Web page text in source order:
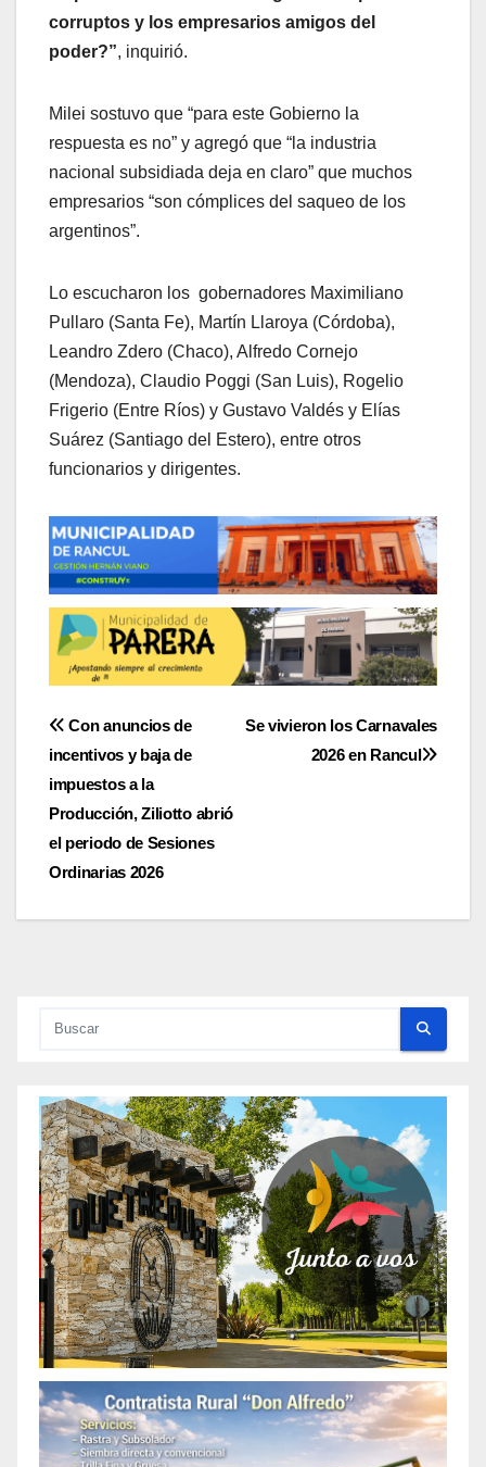
corruptos y los empresarios amigos del
poder?”, inquirió.
Milei sostuvo que “para este Gobierno la
respuesta es no” y agregó que “la industria
nacional subsidiada deja en claro” que muchos
empresarios “son cómplices del saqueo de los
argentinos”.
Lo escucharon los gobernadores Maximiliano
Pullaro (Santa Fe), Martín Llaroya (Córdoba),
Leandro Zdero (Chaco), Alfredo Cornejo
(Mendoza), Claudio Poggi (San Luis), Rogelio
Frigerio (Entre Ríos) y Gustavo Valdés y Elías
Suárez (Santiago del Estero), entre otros
funcionarios y dirigentes.
Navegación
de
entradas
Se vivieron los Carnavales
2026 en Rancul
Con anuncios de
incentivos y baja de
impuestos a la
Producción, Ziliotto abrió
el periodo de Sesiones
Ordinarias 2026